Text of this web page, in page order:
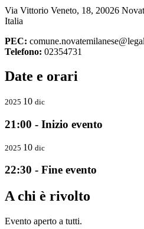
Via Vittorio Veneto, 18, 20026
Italia
PEC:
Telefono: 02354731
Date e orari
2025 10 dic
21:00 - Inizio evento
2025 10 dic
22:30 - Fine evento
A chi è rivolto
Evento aperto a tutti.